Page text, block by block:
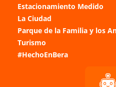
Estacionamiento Medido
La Ciudad
Parque de la Familia y los
Turismo
#HechoEnBera